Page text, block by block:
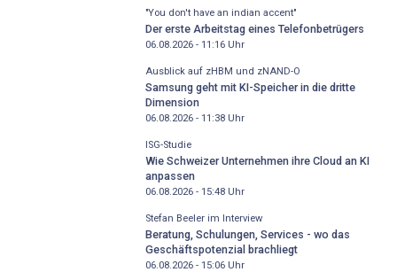
"You don't have an indian accent"
Der erste Arbeitstag eines Telefonbetrügers
06.08.2026 - 11:16Uhr
Ausblick auf zHBM und zNAND-O
Samsung geht mit KI-Speicher in die dritte
Dimension
06.08.2026 - 11:38Uhr
ISG-Studie
Wie Schweizer Unternehmen ihre Cloud an KI
anpassen
06.08.2026 - 15:48Uhr
Stefan Beeler im Interview
Beratung, Schulungen, Services - wo das
Geschäftspotenzial brachliegt
06.08.2026 - 15:06Uhr